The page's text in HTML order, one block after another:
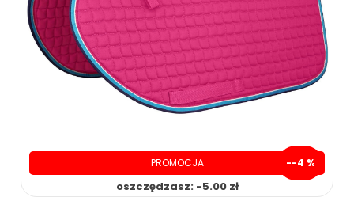
PROMOCJA --4 %
oszczędzasz: -5.00 zł